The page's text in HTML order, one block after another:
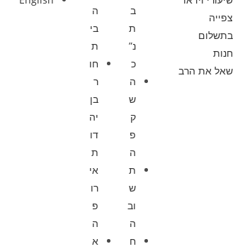
צפייה
בתשלום
חנות
שאל את הרב
ב
ת
נ”
כ
ה
ש
ק
פ
ה
ת
ש
וב
ה
ח
ה
בי
ת
חו
ר
בן
יה
דו
ת
אי
רו
פ
ה
א